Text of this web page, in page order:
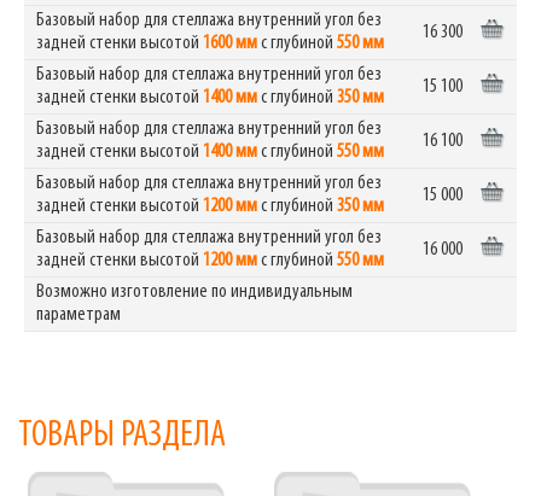
Базовый набор для стеллажа внутренний угол без
задней стенки высотой 1600 ммс глубиной 550 мм
16 300
Базовый набор для стеллажа внутренний угол без
задней стенки высотой 1400 ммс глубиной 350 мм
15 100
Базовый набор для стеллажа внутренний угол без
задней стенки высотой 1400 ммс глубиной 550 мм
16 100
Базовый набор для стеллажа внутренний угол без
задней стенки высотой 1200 ммс глубиной 350 мм
15 000
Базовый набор для стеллажа внутренний угол без
задней стенки высотой 1200 ммс глубиной 550 мм
16 000
Возможно изготовление по индивидуальным
параметрам
ТОВАРЫ РАЗДЕЛА